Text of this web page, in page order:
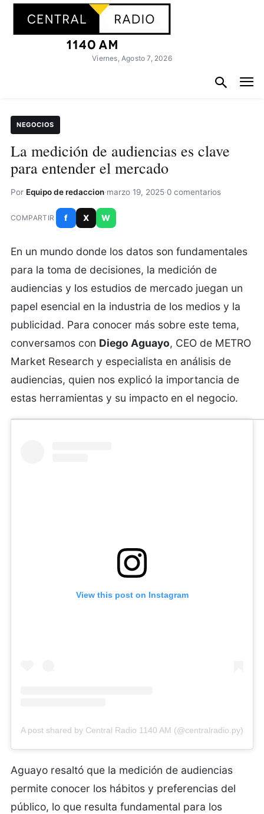
Viernes, Agosto 7, 2026
NEGOCIOS
La medición de audiencias es clave
para entender el mercado
Por Equipo de redaccion·marzo 19, 2025·0 comentarios
COMPARTIR f X W
En un mundo donde los datos son fundamentales
para la toma de decisiones, la medición de
audiencias y los estudios de mercado juegan un
papel esencial en la industria de los medios y la
publicidad. Para conocer más sobre este tema,
conversamos con Diego Aguayo, CEO de METRO
Market Research y especialista en análisis de
audiencias, quien nos explicó la importancia de
estas herramientas y su impacto en el negocio.
View this post on Instagram
A post shared by Central Radio 1140 AM (@centralradio.py)
Aguayo resaltó que la medición de audiencias
permite conocer los hábitos y preferencias del
público, lo que resulta fundamental para los